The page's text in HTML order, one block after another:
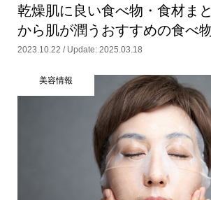
乾燥肌に良い食べ物・食材ま
から肌が潤うおすすめの食べ
2023.10.22 / Update: 2025.03.18
美容情報